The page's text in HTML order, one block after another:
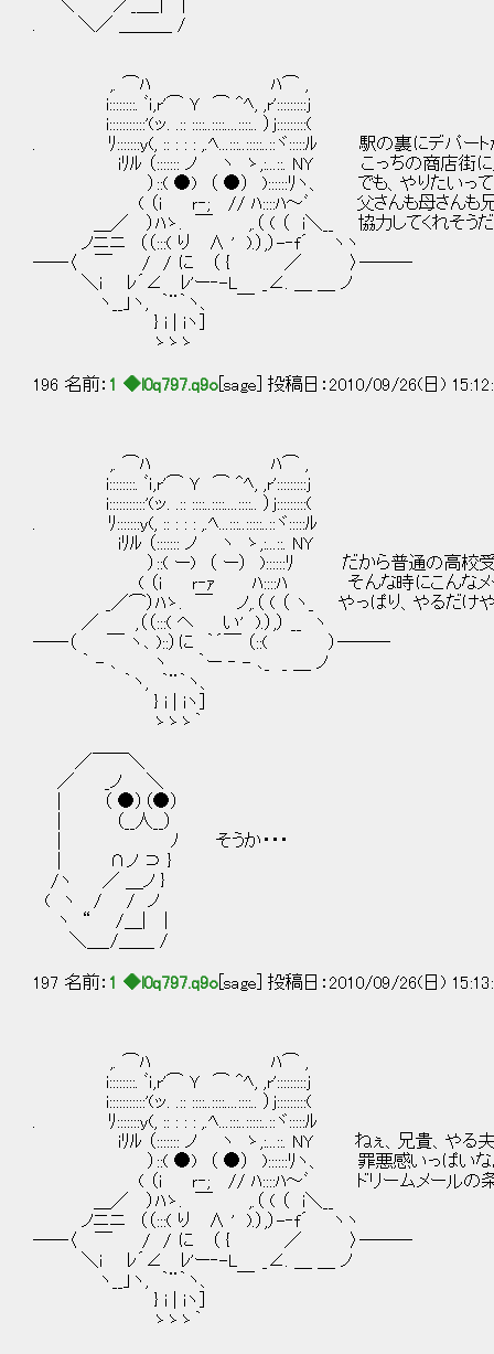
＼ “ ／_＿_| |
. ＼／ ＿＿＿ /
,. ⌒ﾊ ﾊ⌒ ,
i::::::::. ﾞｉ,r'⌒ Ｙ ⌒ ^ﾍ, ,r':::::::::j
i:::::::::::'(ッ. .:: ::::..::::....::::.. ）j:::::::::(
. ﾘ:::::::y(, :: : : : ,.ﾍ...:::..:::::..::ヾ:::::ﾙ 駅の裏にデパート
iﾘﾙ （::::::: ノ ヽ ゝ,:...::. NY こっちの商店街に人
）::( ●) （ ●） )::::::ﾘヽ、 でも、やりたいって
( （i ｒ‐; // ﾊ::::ﾊ～ﾞ 父さんも母さんも兄貴も
＿／ ）ﾊゝ. ￣ ,.（ ( （ i＼__ 協力してくれそうだっ
ノニニ （（:::( り ∧ ' ).）,）-‐f´ ヽヽ
――〈 ￣ / / に （ { ／ 〉―――
＼i ﾚ´∠ ﾚ'ー‐-L _∠. ＿ ＿ ノ
ヽ__」ヽ, ｀¨｀ヽ、 ￣
} i | iヽ]
ゝゝゝ
196 名前： 1 ◆l0q797.q9o [sage] 投稿日：2010/09/26(日)
,. ⌒ﾊ ﾊ⌒ ,
i::::::::. ﾞｉ,r'⌒ Ｙ ⌒ ^ﾍ, ,r':::::::::j
i:::::::::::'(ッ. .:: ::::..::::....::::.. ）j:::::::::(
. ﾘ:::::::y(, :: : : : ,.ﾍ...:::..:::::..::ヾ:::::ﾙ
iﾘﾙ （::::::: ノ ヽ ゝ,:...::. NY
）::( ー) （ ー） )::::::ﾘ だから普通の高校受けよう
( （i ｒ‐ｧ ﾊ::::ﾊ そんな時にこんなメールを見
_／⌒）ﾊゝ. ￣ ノ,.（ ( （ ヽ_ やっぱり、やるだけやっ
／ ,（（:::( ヘ い' ).）,） __ ヽ
――（ ￣ ヽ､ )::）に ｀´￣ （::( ）―――
｀ - ､ ヽ ｀ー ‐ - ､_ _ ＿ ノ
｀ヽ, ｀¨｀ヽ、
} i | iヽ]
ゝゝゝ｀
／￣￣＼
／ _ノ ＼
| （ ●）（●）
| （__人__）
| ﾉ そうか・・・
| ∩ノ ⊃ }
/ヽ ／ ＿ノ }
( ヽ / / ノ
ヽ “ /＿| |
＼＿_/＿＿ /
197 名前： 1 ◆l0q797.q9o [sage] 投稿日：2010/09/26(日)
,. ⌒ﾊ ﾊ⌒ ,
i::::::::. ﾞｉ,r'⌒ Ｙ ⌒ ^ﾍ, ,r':::::::::j
i:::::::::::'(ッ. .:: ::::..::::....::::.. ）j:::::::::(
. ﾘ:::::::y(, :: : : : ,.ﾍ...:::..:::::..::ヾ:::::ﾙ
iﾘﾙ （::::::: ノ ヽ ゝ,:...::. NY ねぇ、兄貴、やる夫さ
）::( ●) （ ●） )::::::ﾘヽ、 罪悪感いっぱいな
( （i ｒ‐; // ﾊ::::ﾊ～ﾞ ドリームメールの条件クリ
＿／ ）ﾊゝ. ￣ ,.（ ( （ i＼__
ノニニ （（:::( り ∧ ' ).）,）-‐f´ ヽヽ
――〈 ￣ / / に （ { ／ 〉―――
＼i ﾚ´∠ ﾚ'ー‐-L _∠. ＿ ＿ ノ
ヽ__」ヽ, ｀¨｀ヽ、 ￣
} i | iヽ]
ゝゝゝ｀